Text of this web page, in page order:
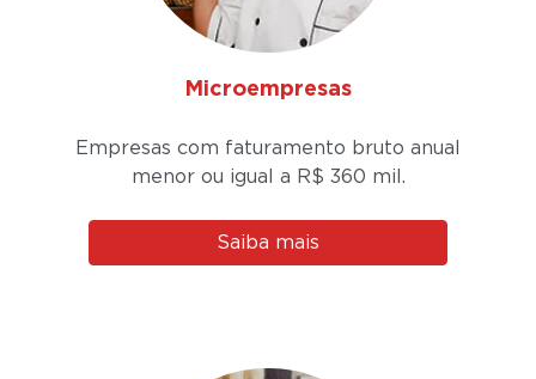
Microempresas
Empresas com faturamento bruto anual
menor ou igual a R$ 360 mil.
Saiba mais